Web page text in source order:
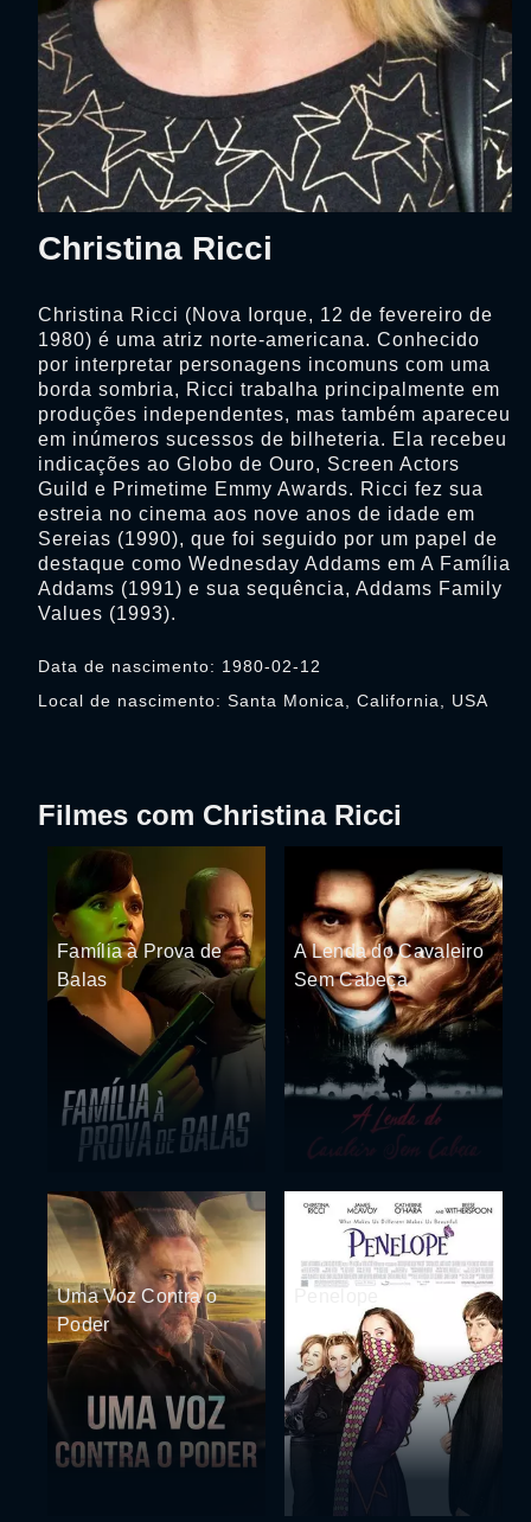
Christina Ricci
Data de nascimento: 1980-02-12
Local de nascimento: Santa Monica, California, USA
Christina Ricci (Nova Iorque, 12 de fevereiro de
1980) é uma atriz norte-americana. Conhecido
por interpretar personagens incomuns com uma
borda sombria, Ricci trabalha principalmente em
produções independentes, mas também apareceu
em inúmeros sucessos de bilheteria. Ela recebeu
indicações ao Globo de Ouro, Screen Actors
Guild e Primetime Emmy Awards. Ricci fez sua
estreia no cinema aos nove anos de idade em
Sereias (1990), que foi seguido por um papel de
destaque como Wednesday Addams em A Família
Addams (1991) e sua sequência, Addams Family
Values (1993).
Filmes com Christina Ricci
Família à Prova de
Balas
A Lenda do Cavaleiro
Sem Cabeça
Uma Voz Contra o
Poder